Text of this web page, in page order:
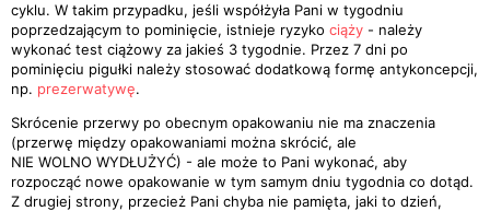
cyklu. W takim przypadku, jeśli współżyła Pani w tygodniu
poprzedzającym to pominięcie, istnieje ryzyko ciąży - należy
wykonać test ciążowy za jakieś 3 tygodnie. Przez 7 dni po
pominięciu pigułki należy stosować dodatkową formę antykoncepcji,
np. prezerwatywę.
Skrócenie przerwy po obecnym opakowaniu nie ma znaczenia
(przerwę między opakowaniami można skrócić, ale
NIE WOLNO WYDŁUŻYĆ) - ale może to Pani wykonać, aby
rozpocząć nowe opakowanie w tym samym dniu tygodnia co dotąd.
Z drugiej strony, przecież Pani chyba nie pamięta, jaki to dzień,